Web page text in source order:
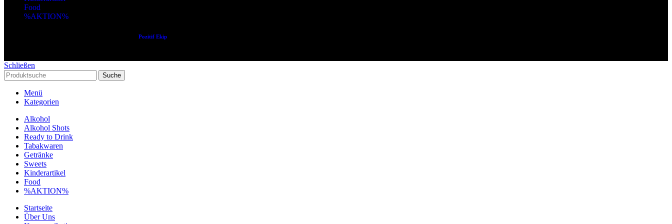
Food
%AKTION%
Pozitif Ekip
Schließen
Suche
Menü
Kategorien
Alkohol
Alkohol Shots
Ready to Drink
Tabakwaren
Getränke
Sweets
Kinderartikel
Food
%AKTION%
Startseite
Über Uns